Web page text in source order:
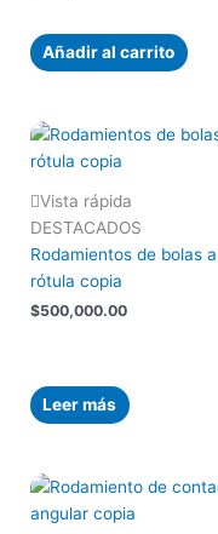
Añadir al carrito
Vista rápida
DESTACADOS
Rodamientos de bolas a
rótula copia
$500,000.00
Leer más